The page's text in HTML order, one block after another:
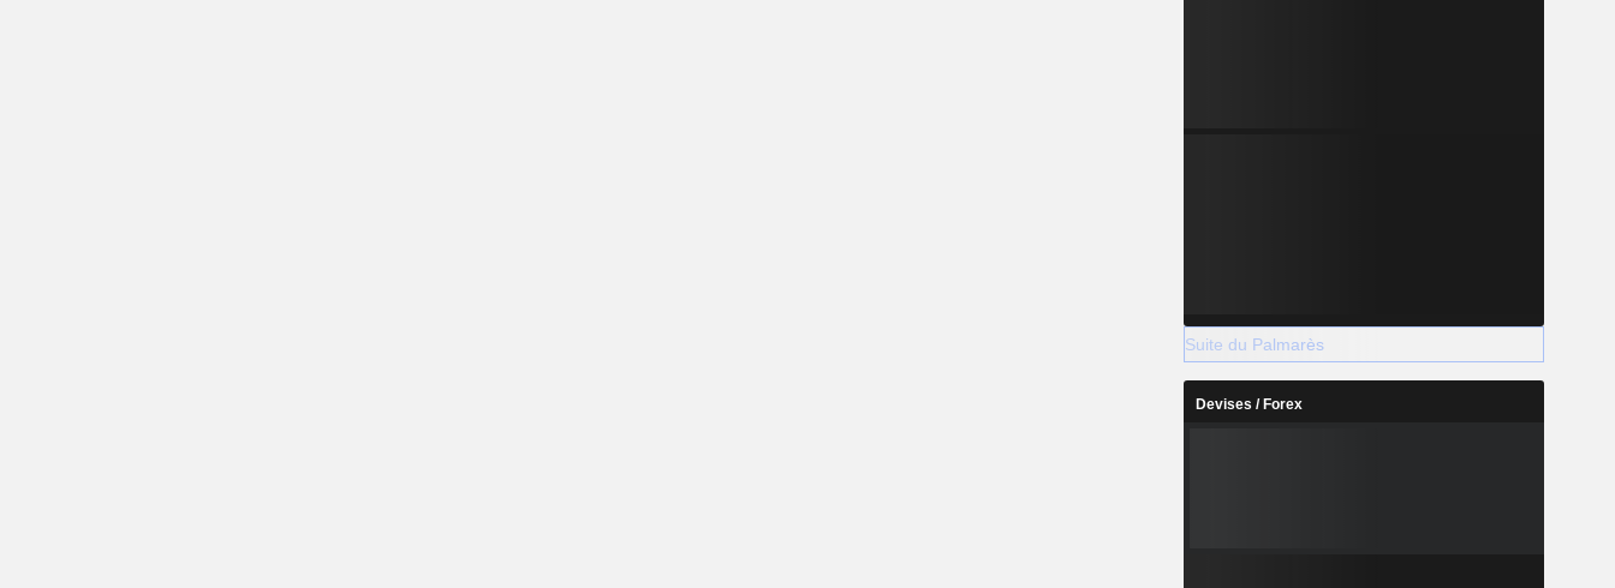
Suite du Palmarès
Devises / Forex